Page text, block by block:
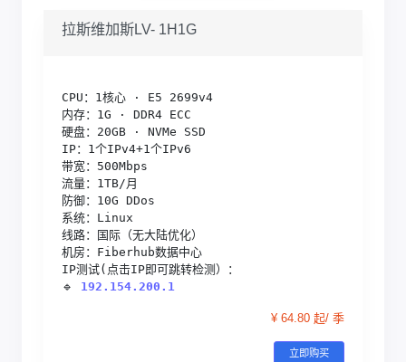
拉斯维加斯LV- 1H1G
CPU：1核心 · E5 2699v4
内存：1G · DDR4 ECC
硬盘：20GB · NVMe SSD
IP：1个IPv4+1个IPv6
带宽：500Mbps
流量：1TB/月
防御：10G DDos
系统：Linux
线路：国际（无大陆优化）
机房：Fiberhub数据中心
IP测试(点击IP即可跳转检测）：
🔹 192.154.200.1
¥ 64.80 起/ 季
立即购买